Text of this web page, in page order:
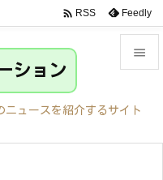

サイド
 RSS Feedly
ション
ュースを紹介するサイト